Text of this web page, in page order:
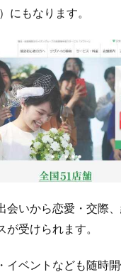
にもなります。
会いから恋愛・交際
が受けられます。
イベントなども随時開